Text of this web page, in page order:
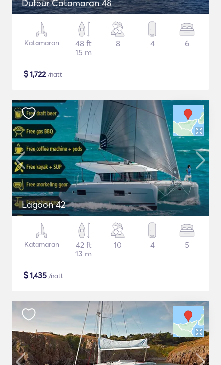
Dufour Catamaran 48
Katamaran
48 ft
15 m
8 4 6
$1,722/natt
Lagoon 42
Katamaran
42 ft
13 m
10 4 5
$1,435 /natt